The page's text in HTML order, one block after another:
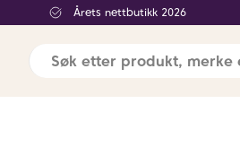
Årets nettbutikk 2026